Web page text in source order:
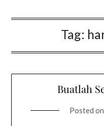
Tag:
Buatlah
Posted on